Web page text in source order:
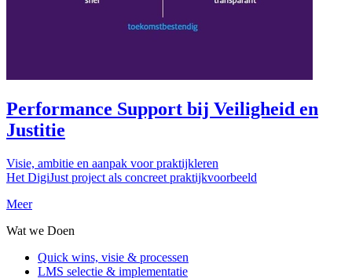
Performance Support bij Veiligheid en
Justitie
Visie, ambitie en aanpak voor praktijkleren
Het DigiJust project als concreet praktijkvoorbeeld
Meer
Wat we Doen
Quick wins, visie & processen
LMS selectie & implementatie